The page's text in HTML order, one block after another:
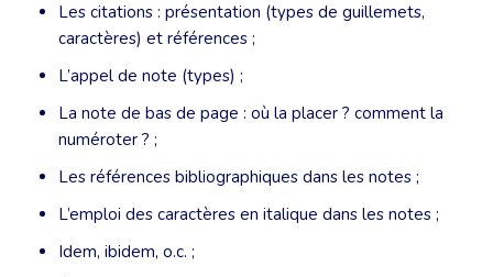
Les citations : présentation (types de guillemets,
caractères) et références ;
L’appel de note (types) ;
La note de bas de page : où la placer ? comment la
numéroter ? ;
Les références bibliographiques dans les notes ;
L’emploi des caractères en italique dans les notes ;
Idem, ibidem, o.c. ;